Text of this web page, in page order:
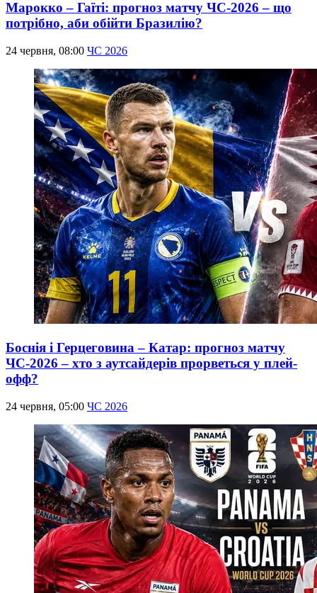
Марокко – Гаїті: прогноз матчу ЧС-2026 – що
потрібно, аби обійти Бразилію?
24 червня, 08:00 ЧС 2026
Боснія і Герцеговина – Катар: прогноз матчу
ЧС-2026 – хто з аутсайдерів прорветься у плей-
офф?
24 червня, 05:00 ЧС 2026